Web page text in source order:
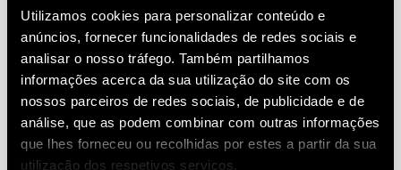
Utilizamos cookies para personalizar conteúdo e
anúncios, fornecer funcionalidades de redes sociais e
analisar o nosso tráfego. Também partilhamos
informações acerca da sua utilização do site com os
nossos parceiros de redes sociais, de publicidade e de
análise, que as podem combinar com outras informações
que lhes forneceu ou recolhidas por estes a partir da sua
utilização dos respetivos serviços.